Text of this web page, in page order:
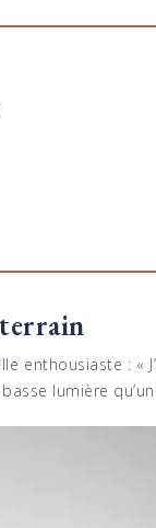
enthousiaste :
lumière